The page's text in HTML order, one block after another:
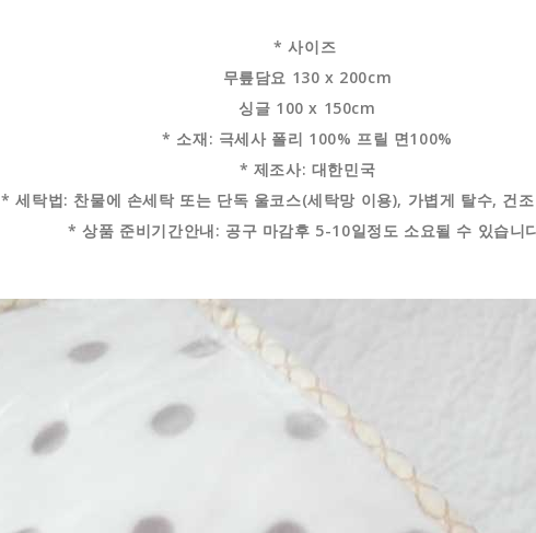
* 사이즈
무릎담요 130 x 200cm
싱글 100 x 150cm
* 소재: 극세사 폴리 100% 프릴 면100%
* 제조사: 대한민국
* 세탁법: 찬물에 손세탁 또는 단독 울코스(세탁망 이용), 가볍게 탈수, 건
* 상품 준비기간안내: 공구 마감후 5-10일정도 소요될 수 있습니